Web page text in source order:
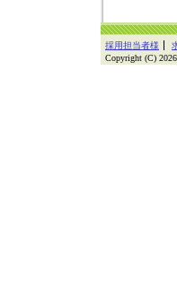
採用担当者様
Copyright (C)